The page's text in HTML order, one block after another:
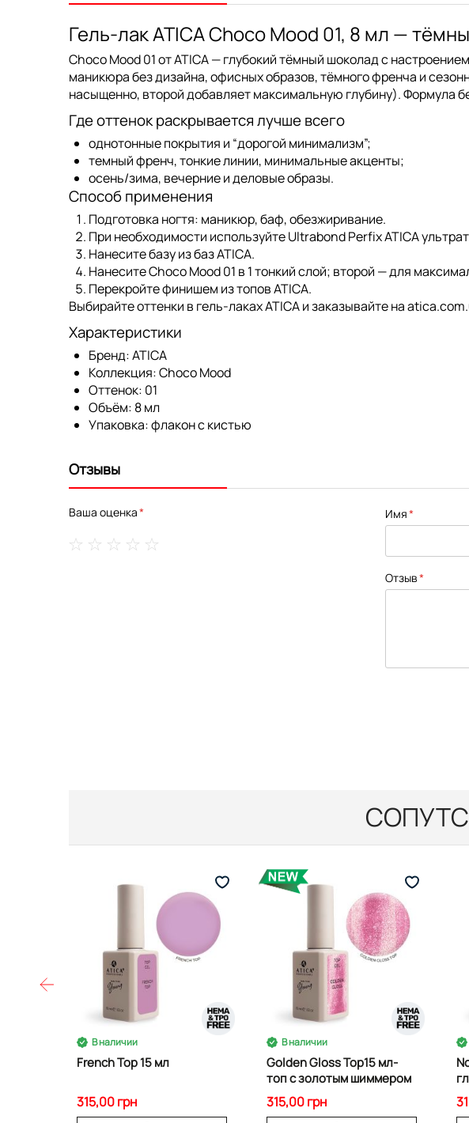
Гель-лак ATICA Choco Mood 01, 8 мл —
Choco Mood 01 от ATICA— глубокий тёмный шоколад с
маникюра без дизайна, офисных образов, тёмного френча и
насыщенно, второй добавляет максимальную глубину). Формула
Где оттенок раскрывается лучше всего
однотонные покрытия и “дорогой минимализм”;
темный френч, тонкие линии, минимальные акценты;
осень/зима, вечерние и деловые образы.
Способ применения
Подготовка ногтя: маникюр, баф, обезжиривание.
При необходимости используйтеUltrabond Perfix ATICA
Нанесите базу избаз ATICA.
НанеситеChoco Mood 01 в 1 тонкий слой; второй — для
Перекройте финишем из топов ATICA.
Выбирайте оттенки в гель-лаках ATICAи заказывайте на
Характеристики
Бренд:ATICA
Коллекция:Choco Mood
Оттенок: 01
Объём: 8 мл
Упаковка:флакон с кистью
Отзывы
Ваша оценка Имя
Отзыв
В наличии
French Top 15 мл
315,00 грн
В наличии
Golden Gloss Top15 мл-
топ с золотым шиммером
315,00 грн